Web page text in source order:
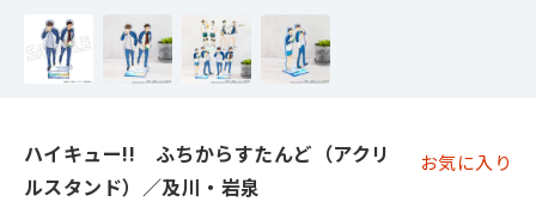
ハイキュー!! ふちからすたんど（アクリ
ルスタンド）／及川・岩泉
お気に入り